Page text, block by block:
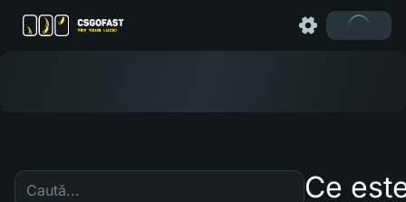
Ce